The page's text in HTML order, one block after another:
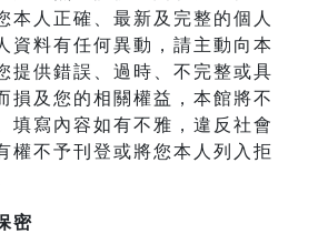
本人正確、最新及完整的個人
資料有任何異動，請主動向本
提供錯誤、過時、不完整或具
損及您的相關權益，本館將不
填寫內容如有不雅，違反社會
權不予刊登或將您本人列入拒
密